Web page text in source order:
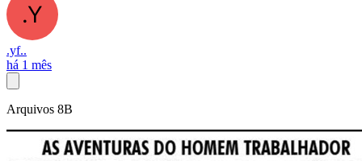
.yf..
há 1 mês
Arquivos 8B